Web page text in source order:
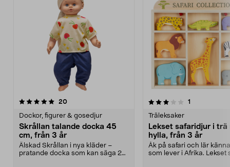
20recensioner
Dockor, figurer & gosedjur
Skrållan talande docka 45
cm, från 3 år
Älskad Skrållan i nya kläder –
pratande docka som kan säga 24
3.0 av 5 stjärnor 1
Träleksaker
Lekset safaridjur i trä
hylla, från 3 år
Åk på safari och lär
som lever i Afrika. Lekset
5.0 av 5 stjärnor